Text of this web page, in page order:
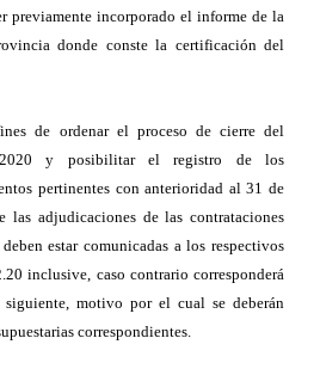
previamente incorporado el informe de la
donde conste la certificación del
de ordenar el proceso de cierre del
2020 y posibilitar el registro de los
pertinentes con anterioridad al 31 de
las adjudicaciones de las contrataciones
estar comunicadas a los respectivos
inclusive, caso contrario corresponderá
motivo por el cual se deberán
correspondientes.